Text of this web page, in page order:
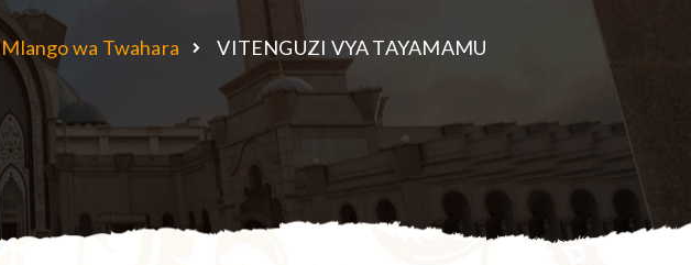
Mlango wa Twahara VITENGUZI VYA TAYAMAMU